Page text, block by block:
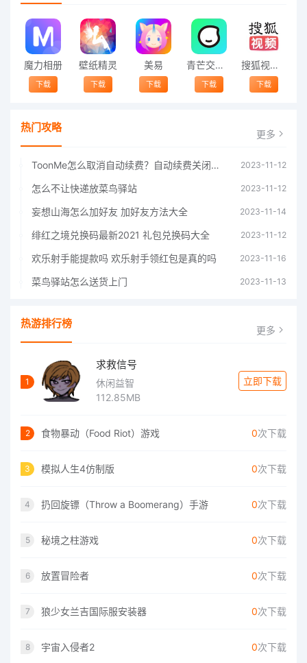
魔力相册
下载
壁纸精灵
下载
美易
下载
青芒交友软件官方版2021 v1.3
下载
搜狐视频app免费送会员下载安装到手机 v8.8.5
下载
热门攻略 更多
ToonMe怎么取消自动续费？自动续费关闭方法 2023-11-12
怎么不让快递放菜鸟驿站 2023-11-12
妄想山海怎么加好友 加好友方法大全 2023-11-14
绯红之境兑换码最新2021 礼包兑换码大全 2023-11-12
欢乐射手能提款吗 欢乐射手领红包是真的吗 2023-11-16
菜鸟驿站怎么送货上门 2023-11-13
热游排行榜 更多
1
求救信号
休闲益智
112.85MB
立即下载
2 食物暴动（Food Riot）游戏 0次下载
3 模拟人生4仿制版 0次下载
4 扔回旋镖（Throw a Boomerang）手游 0次下载
5 秘境之柱游戏 0次下载
6 放置冒险者 0次下载
7 狼少女兰吉国际服安装器 0次下载
8 宇宙入侵者2 0次下载